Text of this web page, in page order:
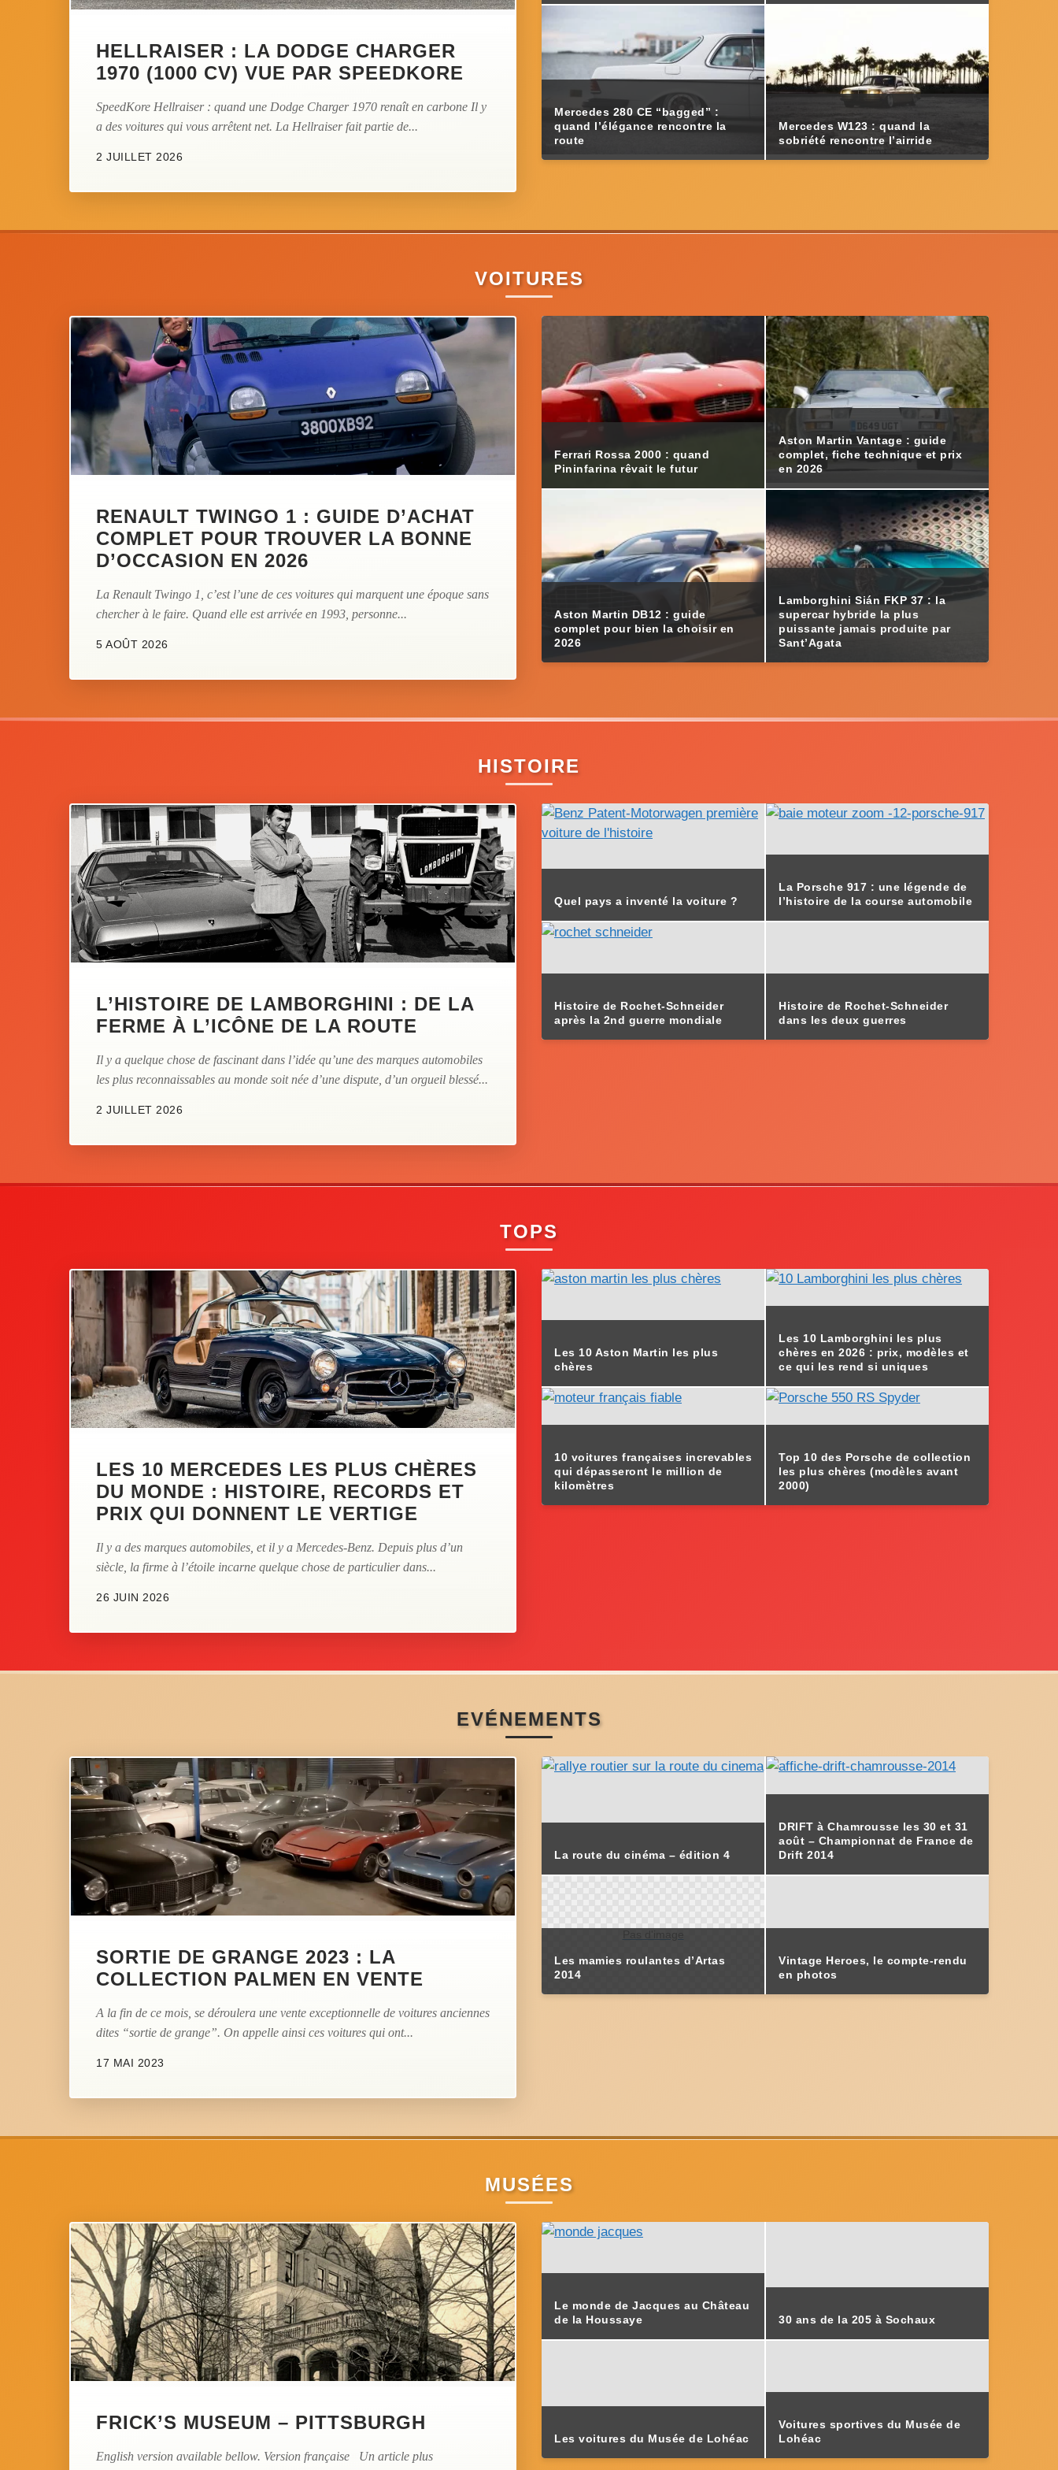
HELLRAISER : LA DODGE CHARGER
1970 (1000 CV) VUE PAR SPEEDKORE
SpeedKore Hellraiser : quand une Dodge Charger 1970 renaît en carbone Il y
a des voitures qui vous arrêtent net. La Hellraiser fait partie de...
2 JUILLET 2026
Mercedes 280 CE “bagged” :
quand l’élégance rencontre la
route
Mercedes W123 : quand la
sobriété rencontre l’airride
VOITURES
RENAULT TWINGO 1 : GUIDE D’ACHAT
COMPLET POUR TROUVER LA BONNE
D’OCCASION EN 2026
La Renault Twingo 1, c’est l’une de ces voitures qui marquent une époque sans
chercher à le faire. Quand elle est arrivée en 1993, personne...
5 AOÛT 2026
Ferrari Rossa 2000 : quand
Pininfarina rêvait le futur
Aston Martin Vantage : guide
complet, fiche technique et prix
en 2026
Aston Martin DB12 : guide
complet pour bien la choisir en
2026
Lamborghini Sián FKP 37 : la
supercar hybride la plus
puissante jamais produite par
Sant’Agata
HISTOIRE
L’HISTOIRE DE LAMBORGHINI : DE LA
FERME À L’ICÔNE DE LA ROUTE
Il y a quelque chose de fascinant dans l’idée qu’une des marques automobiles
les plus reconnaissables au monde soit née d’une dispute, d’un orgueil blessé...
2 JUILLET 2026
Quel pays a inventé la voiture ?
La Porsche 917 : une légende de
l’histoire de la course automobile
Histoire de Rochet-Schneider
après la 2nd guerre mondiale
Histoire de Rochet-Schneider
dans les deux guerres
TOPS
LES 10 MERCEDES LES PLUS CHÈRES
DU MONDE : HISTOIRE, RECORDS ET
PRIX QUI DONNENT LE VERTIGE
Il y a des marques automobiles, et il y a Mercedes-Benz. Depuis plus d’un
siècle, la firme à l’étoile incarne quelque chose de particulier dans...
26 JUIN 2026
Les 10 Aston Martin les plus
chères
Les 10 Lamborghini les plus
chères en 2026 : prix, modèles et
ce qui les rend si uniques
10 voitures françaises increvables
qui dépasseront le million de
kilomètres
Top 10 des Porsche de collection
les plus chères (modèles avant
2000)
EVÉNEMENTS
SORTIE DE GRANGE 2023 : LA
COLLECTION PALMEN EN VENTE
A la fin de ce mois, se déroulera une vente exceptionnelle de voitures anciennes
dites “sortie de grange”. On appelle ainsi ces voitures qui ont...
17 MAI 2023
La route du cinéma – édition 4
DRIFT à Chamrousse les 30 et 31
août – Championnat de France de
Drift 2014
Les mamies roulantes d’Artas
2014
Vintage Heroes, le compte-rendu
en photos
MUSÉES
FRICK’S MUSEUM – PITTSBURGH
English version available bellow. Version française Un article plus
Le monde de Jacques au Château
de la Houssaye
30 ans de la 205 à Sochaux
Les voitures du Musée de Lohéac
Voitures sportives du Musée de
Lohéac